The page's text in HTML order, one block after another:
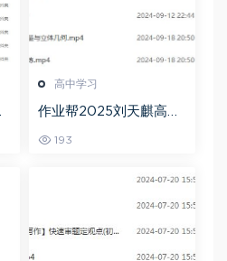
高中学习
作业帮2025刘天麒高二
193